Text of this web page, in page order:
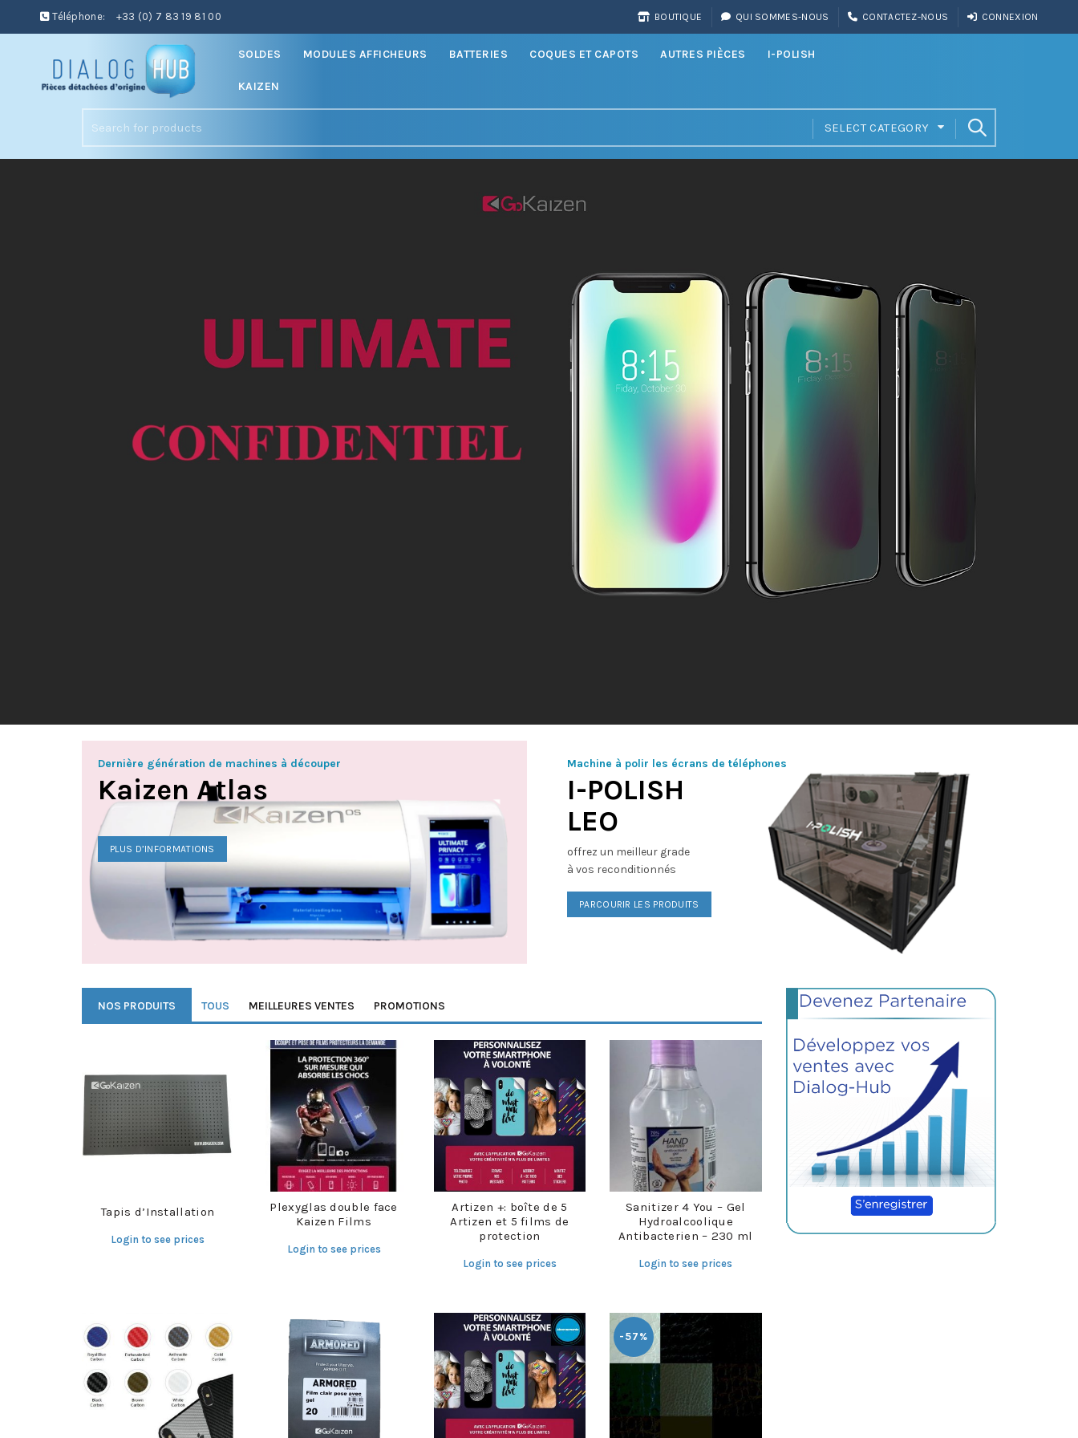
Téléphone: +33 (0) 7 83 19 81 00 BOUTIQUE QUI SOMMES-NOUS CONTACTEZ-NOUS CONNEXION
SOLDES MODULES AFFICHEURS BATTERIES COQUES ET CAPOTS AUTRES PIÈCES I-POLISH
KAIZEN
for:
SELECT CATEGORY
Dernière génération de machines à découper
Kaizen Atlas
PLUS D’INFORMATIONS
Machine à polir les écrans de téléphones
I-POLISH
LEO
offrez un meilleur grade
à vos reconditionnés
PARCOURIR LES PRODUITS
NOS PRODUITS TOUS MEILLEURES VENTES PROMOTIONS
Tapis d’Installation
Login to see prices
Plexyglas double face
Kaizen Films
Login to see prices
Artizen +: boîte de 5
Artizen et 5 films de
protection
Login to see prices
Sanitizer 4 You – Gel
Hydroalcoolique
Antibacterien – 230 ml
Login to see prices
-57%